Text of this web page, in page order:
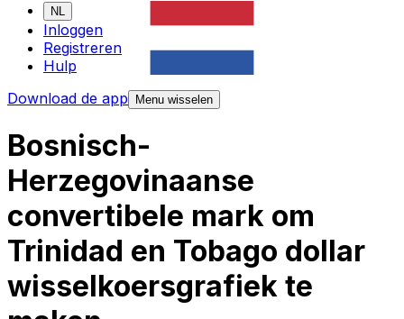
NL
Inloggen
Registreren
Hulp
Download de app
Menu wisselen
Bosnisch-
Herzegovinaanse
convertibele mark om
Trinidad en Tobago dollar
wisselkoersgrafiek te